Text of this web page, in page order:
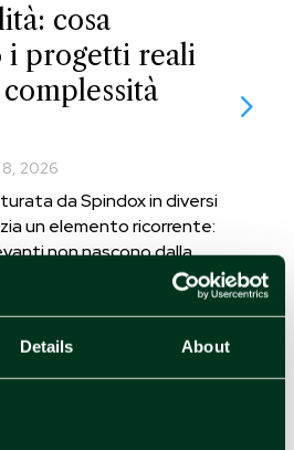
Details About
cosa
i progetti reali
8, 2026
da Spindox in diversi
un elemento ricorrente:
non nascono dalla
mancanza di una